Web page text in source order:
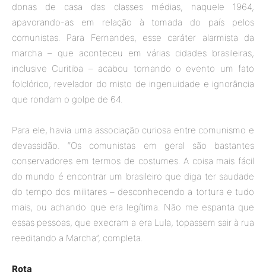
donas de casa das classes médias, naquele 1964,
apavorando-as em relação à tomada do país pelos
comunistas. Para Fernandes, esse caráter alarmista da
marcha – que aconteceu em várias cidades brasileiras,
inclusive Curitiba – acabou tornando o evento um fato
folclórico, revelador do misto de ingenuidade e ignorância
que rondam o golpe de 64.
Para ele, havia uma associação curiosa entre comunismo e
devassidão. “Os comunistas em geral são bastantes
conservadores em termos de costumes. A coisa mais fácil
do mundo é encontrar um brasileiro que diga ter saudade
do tempo dos militares – desconhecendo a tortura e tudo
mais, ou achando que era legítima. Não me espanta que
essas pessoas, que execram a era Lula, topassem sair à rua
reeditando a Marcha”, completa.
Rota